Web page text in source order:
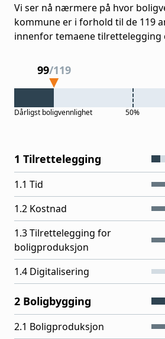
Vi ser nå nærmere på hvor
kommune er i forhold til de 119
innenfor temaene tilrettelegging
99/119
Dårligst boligvennlighet 50%
1 Tilrettelegging
1.1 Tid
1.2 Kostnad
1.3 Tilrettelegging for
boligproduksjon
1.4 Digitalisering
2 Boligbygging
2.1 Boligproduksjon